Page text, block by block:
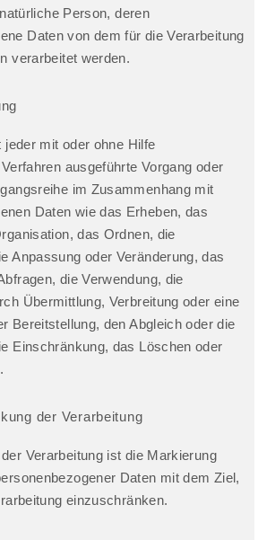
Person, deren
Daten von dem für die Verarbeitung
verarbeitet werden.
jeder mit oder ohne Hilfe
ausgeführte Vorgang oder
im Zusammenhang mit
Daten wie das Erheben, das
das Ordnen, die
Anpassung oder Veränderung, das
die Verwendung, die
Übermittlung, Verbreitung oder eine
Bereitstellung, den Abgleich oder die
Einschränkung, das Löschen oder
der Verarbeitung
Verarbeitung ist die Markierung
Daten mit dem Ziel,
einzuschränken.